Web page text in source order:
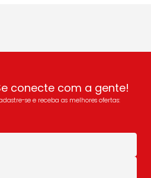
conecte com a gente!
se e receba as melhores ofertas: